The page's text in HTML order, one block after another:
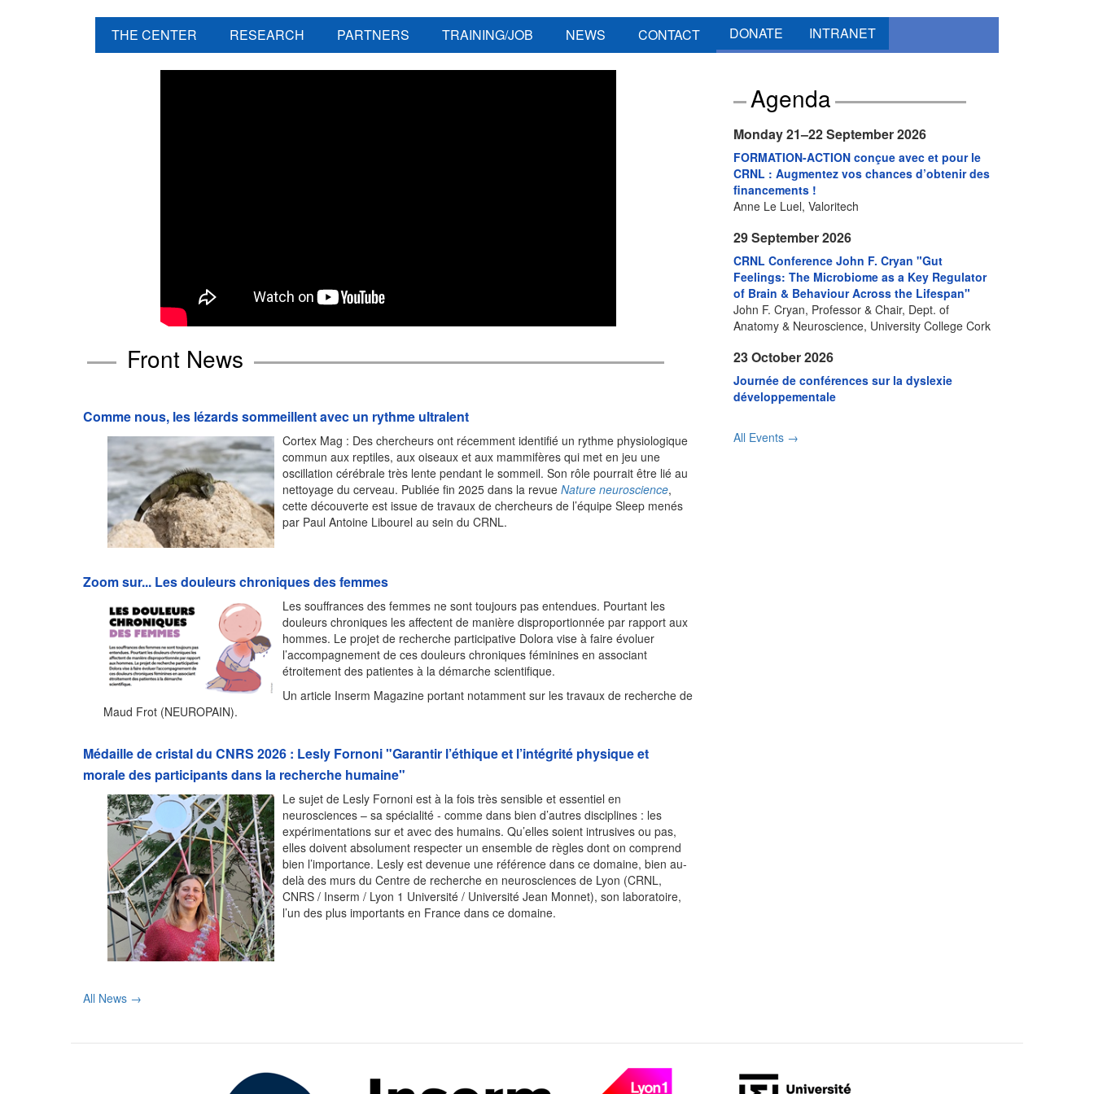
THE CENTER RESEARCH PARTNERS TRAINING/JOB NEWS CONTACT DONATE INTRANET
Front News
Comme nous, les lézards sommeillent avec un rythme ultralent
Cortex Mag : Des chercheurs ont récemment identifié un rythme physiologique
commun aux reptiles, aux oiseaux et aux mammifères qui met en jeu une
oscillation cérébrale très lente pendant le sommeil. Son rôle pourrait être lié au
nettoyage du cerveau. Publiée fin 2025 dans la revue Nature neuroscience,
cette découverte est issue de travaux de chercheurs de l’équipe Sleep menés
par Paul Antoine Libourel au sein du CRNL.
Zoom sur... Les douleurs chroniques des femmes
Les souffrances des femmes ne sont toujours pas entendues. Pourtant les
douleurs chroniques les affectent de manière disproportionnée par rapport aux
hommes. Le projet de recherche participative Dolora vise à faire évoluer
l’accompagnement de ces douleurs chroniques féminines en associant
étroitement des patientes à la démarche scientifique.
Un article Inserm Magazine portant notamment sur les travaux de recherche de
Maud Frot (NEUROPAIN).
Médaille de cristal du CNRS 2026 : Lesly Fornoni "Garantir l’éthique et l’intégrité physique et
morale des participants dans la recherche humaine"
Le sujet de Lesly Fornoni est à la fois très sensible et essentiel en
neurosciences – sa spécialité - comme dans bien d’autres disciplines : les
expérimentations sur et avec des humains. Qu’elles soient intrusives ou pas,
elles doivent absolument respecter un ensemble de règles dont on comprend
bien l’importance. Lesly est devenue une référence dans ce domaine, bien au-
delà des murs du Centre de recherche en neurosciences de Lyon (CRNL,
CNRS / Inserm / Lyon 1 Université / Université Jean Monnet), son laboratoire,
l’un des plus importants en France dans ce domaine.
All News →
Agenda
Monday 21–22 September 2026
FORMATION-ACTION conçue avec et pour le
CRNL : Augmentez vos chances d’obtenir des
financements !
Anne Le Luel, Valoritech
29 September 2026
CRNL Conference John F. Cryan "Gut
Feelings: The Microbiome as a Key Regulator
of Brain & Behaviour Across the Lifespan"
John F. Cryan, Professor & Chair, Dept. of
Anatomy & Neuroscience, University College Cork
23 October 2026
Journée de conférences sur la dyslexie
développementale
All Events →